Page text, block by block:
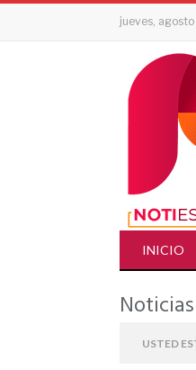
jueves, agosto
INICIO
USTED